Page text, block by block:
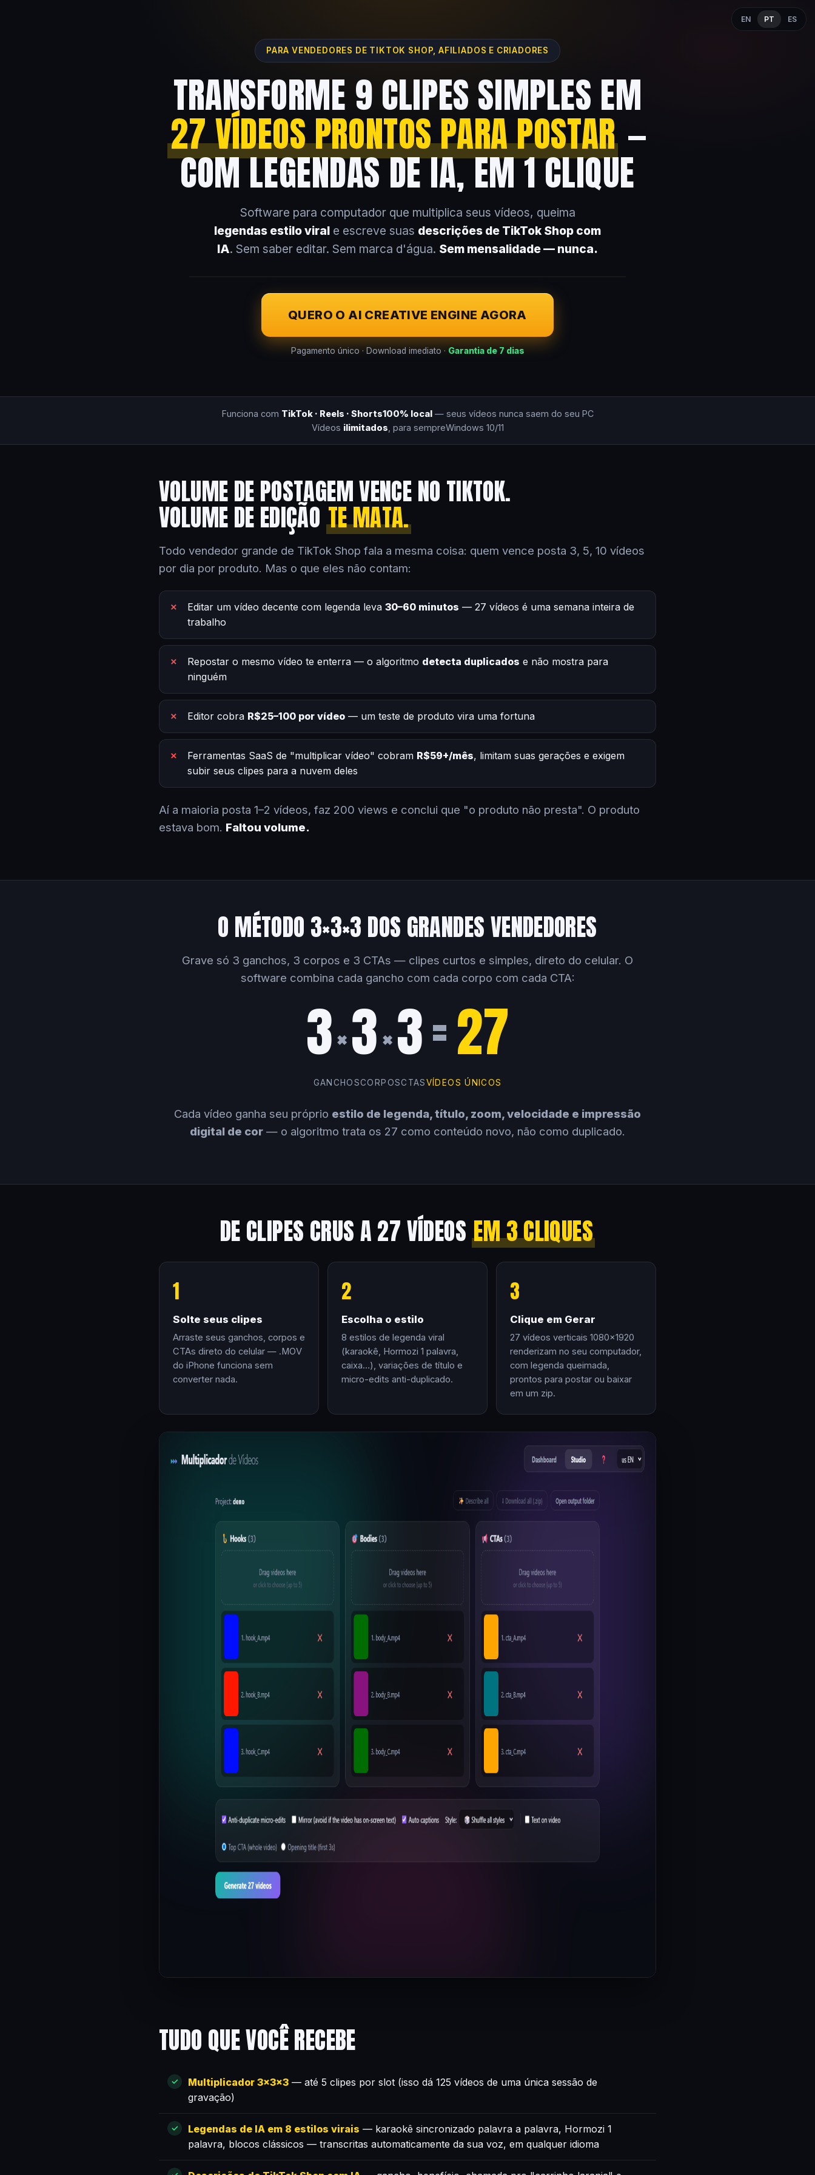
EN PT ES
PARA VENDEDORES DE TIKTOK SHOP, AFILIADOS E CRIADORES
TRANSFORME 9 CLIPES SIMPLES EM
27 VÍDEOS PRONTOS PARA POSTAR —
COM LEGENDAS DE IA, EM 1 CLIQUE
Software para computador que multiplica seus vídeos, queima
legendas estilo viral e escreve suas descrições de TikTok Shop com
IA. Sem saber editar. Sem marca d'água. Sem mensalidade — nunca.
QUERO O AI CREATIVE ENGINE AGORA
Pagamento único · Download imediato · Garantia de 7 dias
Funciona com TikTok · Reels · Shorts100% local— seus vídeos nunca saem do seu PC
Vídeos ilimitados , para sempreWindows 10/11
VOLUME DE POSTAGEM VENCE NO TIKTOK.
VOLUME DE EDIÇÃO TE MATA.
Todo vendedor grande de TikTok Shop fala a mesma coisa: quem vence posta 3, 5, 10 vídeos
por dia por produto. Mas o que eles não contam:
Editar um vídeo decente com legenda leva 30–60 minutos — 27 vídeos é uma semana inteira de
trabalho
Repostar o mesmo vídeo te enterra — o algoritmo detecta duplicados e não mostra para
ninguém
Editor cobra R$25–100 por vídeo — um teste de produto vira uma fortuna
Ferramentas SaaS de "multiplicar vídeo" cobram R$59+/mês, limitam suas gerações e exigem
subir seus clipes para a nuvem deles
Aí a maioria posta 1–2 vídeos, faz 200 views e conclui que "o produto não presta". O produto
estava bom. Faltou volume.
O MÉTODO 3×3×3 DOS GRANDES VENDEDORES
Grave só 3 ganchos, 3 corpos e 3 CTAs — clipes curtos e simples, direto do celular. O
software combina cada gancho com cada corpo com cada CTA:
3×3×3=27
GANCHOSCORPOSCTASVÍDEOS ÚNICOS
Cada vídeo ganha seu próprio estilo de legenda, título, zoom, velocidade e impressão
digital de cor — o algoritmo trata os 27 como conteúdo novo, não como duplicado.
DE CLIPES CRUS A 27 VÍDEOSEM 3 CLIQUES
1
Solte seus clipes
Arraste seus ganchos, corpos e
CTAs direto do celular — .MOV
do iPhone funciona sem
converter nada.
2
Escolha o estilo
8 estilos de legenda viral
(karaokê, Hormozi 1 palavra,
caixa…), variações de título e
micro-edits anti-duplicado.
3
Clique em Gerar
27 vídeos verticais 1080×1920
renderizam no seu computador,
com legenda queimada,
prontos para postar ou baixar
em um zip.
TUDO QUE VOCÊ RECEBE
Multiplicador 3×3×3 — até 5 clipes por slot (isso dá 125 vídeos de uma única sessão de
gravação)
Legendas de IA em 8 estilos virais — karaokê sincronizado palavra a palavra, Hormozi 1
palavra, blocos clássicos — transcritas automaticamente da sua voz, em qualquer idioma